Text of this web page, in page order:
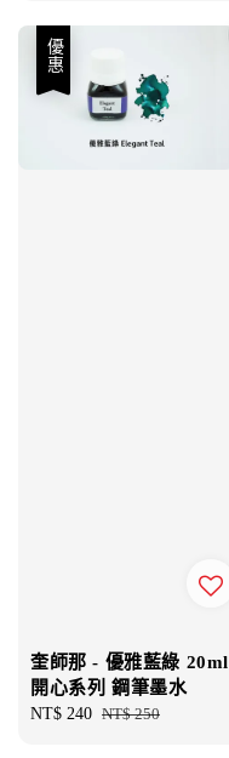
優惠
奎師那 - 優雅藍綠 20ml
開心系列 鋼筆墨水
Sale
NT$ 240 Regular
NT$ 250